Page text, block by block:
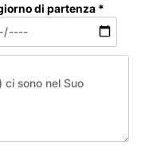
di partenza *